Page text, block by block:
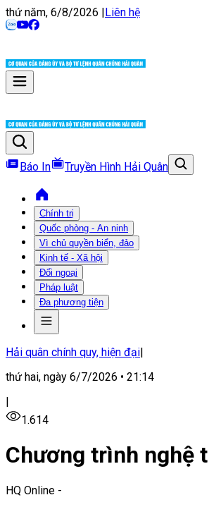
thứ năm, 6/8/2026 |Liên hệ
Báo In Truyền Hình Hải Quân
Chính trị
Quốc phòng - An ninh
Vì chủ quyền biển, đảo
Kinh tế - Xã hội
Đối ngoại
Pháp luật
Đa phương tiện
Hải quân chính quy, hiện đại|
thứ hai, ngày 6/7/2026 • 21:14
|
1.614
Chương trình nghệ
HQ Online -